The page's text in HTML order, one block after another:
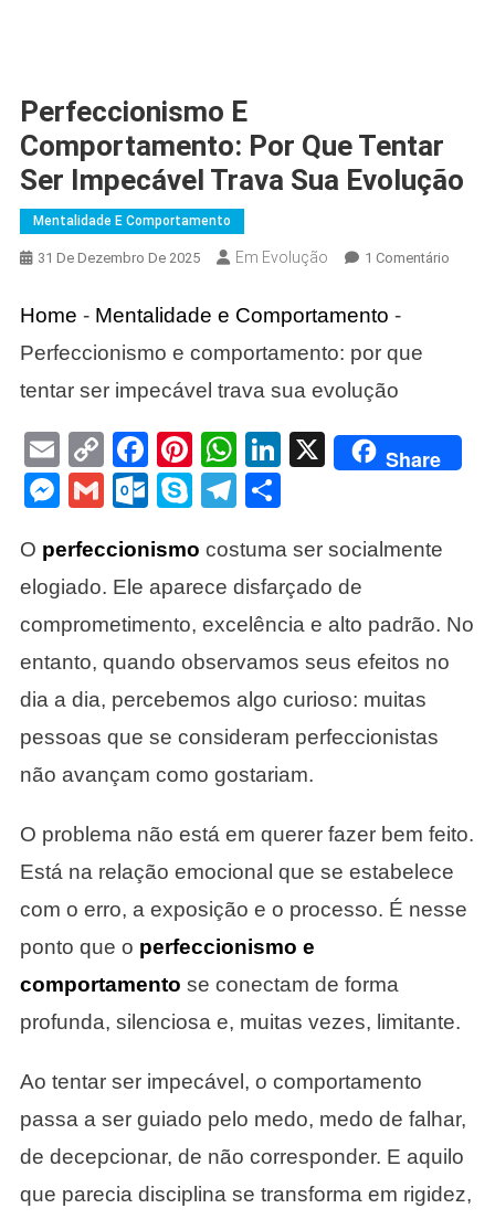
Perfeccionismo E
Comportamento: Por Que Tentar
Ser Impecável Trava Sua Evolução
Mentalidade E Comportamento
31 De Dezembro De 2025 Em Evolução 1 ComentárioEm
Ser
Home - Mentalidade e Comportamento -
Perfeccionismo e comportamento: por que
tentar ser impecável trava sua evolução
EmailCopy
Link
Facebook
Pinterest
WhatsApp
LinkedIn
X Share
Messenger
GmailOutlook.com
SkypeTelegram
O perfeccionismo costuma ser socialmente
elogiado. Ele aparece disfarçado de
comprometimento, excelência e alto padrão. No
entanto, quando observamos seus efeitos no
dia a dia, percebemos algo curioso: muitas
pessoas que se consideram perfeccionistas
não avançam como gostariam.
O problema não está em querer fazer bem feito.
Está na relação emocional que se estabelece
com o erro, a exposição e o processo. É nesse
ponto que o perfeccionismo e
comportamento se conectam de forma
profunda, silenciosa e, muitas vezes, limitante.
Ao tentar ser impecável, o comportamento
passa a ser guiado pelo medo, medo de falhar,
de decepcionar, de não corresponder. E aquilo
que parecia disciplina se transforma em rigidez,